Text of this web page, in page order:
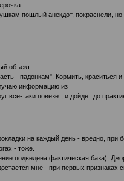
пошлый анекдот, покраснели,
объект.
- падонкам". Кормить, краситься
информацию из
все-таки повезет, и дойдет до
на каждый день - вредно,
- тоже.
подведена фактическая база),
мне - при первых